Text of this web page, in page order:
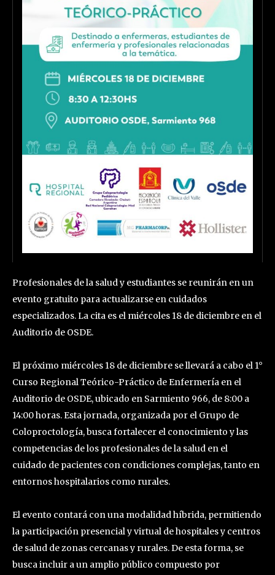
Profesionales de la salud y estudiantes se reunirán en un
evento gratuito para actualizarse en cuidados
especializados. La cita es el miércoles 18 de diciembre en el
Auditorio de OSDE.
El próximo miércoles 18 de diciembre se llevará a cabo el 1°
Curso Regional Teórico-Práctico de Enfermería en el
Auditorio de OSDE, ubicado en Sarmiento 966, de 8:00 a
14:00 horas. Esta jornada, organizada por el Grupo de
Coloproctología, busca fortalecer el conocimiento y las
competencias de los profesionales de la salud en el
cuidado de pacientes con condiciones complejas, tanto en
entornos hospitalarios como rurales.
El evento contará con una modalidad híbrida, permitiendo
la participación presencial y virtual de hospitales y centros
de salud de zonas cercanas y rurales. De esta forma, se
busca incluir a un amplio público compuesto por